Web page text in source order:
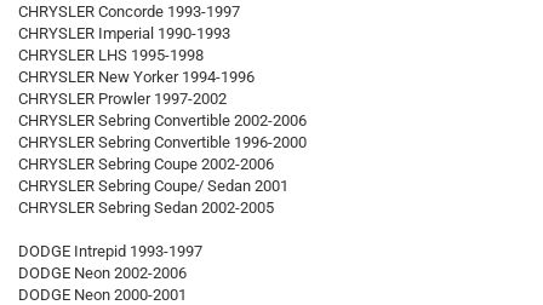
CHRYSLER Concorde 1993-1997
CHRYSLER Imperial 1990-1993
CHRYSLER LHS 1995-1998
CHRYSLER New Yorker 1994-1996
CHRYSLER Prowler 1997-2002
CHRYSLER Sebring Convertible 2002-2006
CHRYSLER Sebring Convertible 1996-2000
CHRYSLER Sebring Coupe 2002-2006
CHRYSLER Sebring Coupe/ Sedan 2001
CHRYSLER Sebring Sedan 2002-2005
DODGE Intrepid 1993-1997
DODGE Neon 2002-2006
DODGE Neon 2000-2001